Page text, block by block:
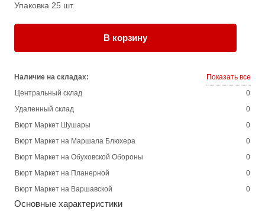
Упаковка 25 шт.
В корзину
Наличие на складах:
Показать все
Центральный склад
0
Удаленный склад
0
Вюрт Маркет Шушары
0
Вюрт Маркет на Маршала Блюхера
0
Вюрт Маркет на Обуховской Обороны
0
Вюрт Маркет на Планерной
0
Вюрт Маркет на Варшавской
0
Основные характеристики